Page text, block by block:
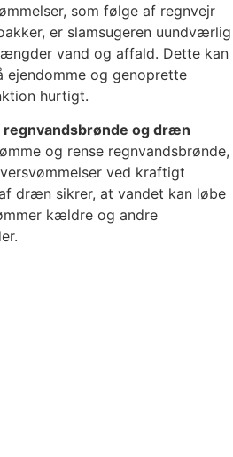
som følge af regnvejr
er slamsugeren uundværlig
vand og affald. Dette kan
ejendomme og genoprette
hurtigt.
regnvandsbrønde og dræn
og rense regnvandsbrønde,
ved kraftigt
dræn sikrer, at vandet kan løbe
kældre og andre